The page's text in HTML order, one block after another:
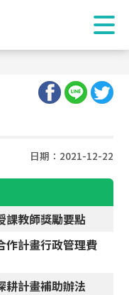
日期：2021-12-22
課教師獎勵要點
作計畫行政管理費
耕計畫補助辦法